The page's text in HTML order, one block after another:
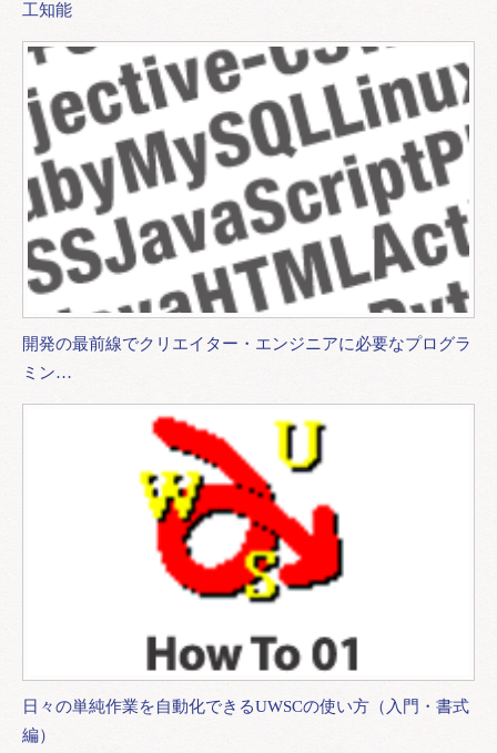
工知能
開発の最前線でクリエイター・エンジニアに必要なプログラ
ミン…
日々の単純作業を自動化できるUWSCの使い方（入門・書式
編）